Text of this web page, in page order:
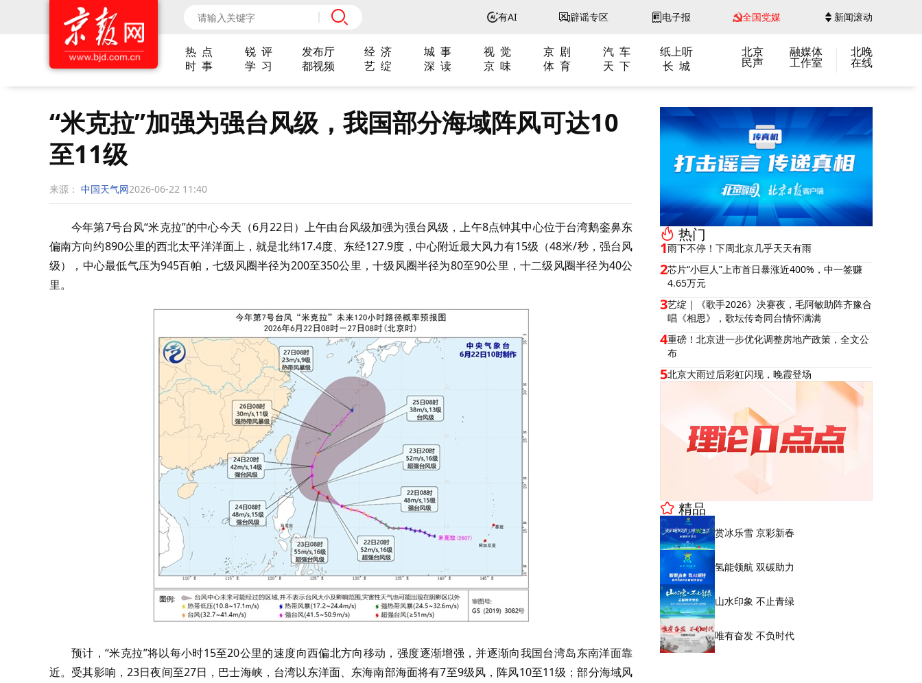
有AI 辟谣专区 电子报 全国党媒 新闻滚动
热 点 锐 评 发布厅 经 济 城 事 视 觉 京 剧 汽 车
纸上听
时 事
学 习 都视频 艺 绽 深 读 京 味 体 育 天 下 长 城
北京
民声
融媒体
工作室
北晚
在线
“米克拉”加强为强台风级，我国部分海域阵风可达10
至11级
来源： 中国天气网2026-06-22 11:40
今年第7号台风“米克拉”的中心今天（6月22日）上午由台风级加强为强台风级，上午8点钟其中心位于台湾鹅銮鼻东
偏南方向约890公里的西北太平洋洋面上，就是北纬17.4度、东经127.9度，中心附近最大风力有15级（48米/秒，强台风
级），中心最低气压为945百帕，七级风圈半径为200至350公里，十级风圈半径为80至90公里，十二级风圈半径为40公
里。
预计，“米克拉”将以每小时15至20公里的速度向西偏北方向移动，强度逐渐增强，并逐渐向我国台湾岛东南洋面靠
近。受其影响，23日夜间至27日，巴士海峡，台湾以东洋面、东海南部海面将有7至9级风，阵风10至11级；部分海域风
热门
1雨下不停！下周北京几乎天天有雨
2芯片“小巨人”上市首日暴涨近400%，中一签赚
4.65万元
3艺绽｜《歌手2026》决赛夜，毛阿敏助阵齐豫合
唱《相思》，歌坛传奇同台情怀满满
4重磅！北京进一步优化调整房地产政策，全文公
布
5北京大雨过后彩虹闪现，晚霞登场
精品
赏冰乐雪 京彩新春
氢能领航 双碳助力
山水印象 不止青绿
唯有奋发 不负时代